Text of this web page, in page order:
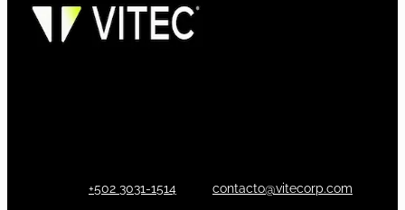
+502 3031-1514 contacto@vitecorp.com